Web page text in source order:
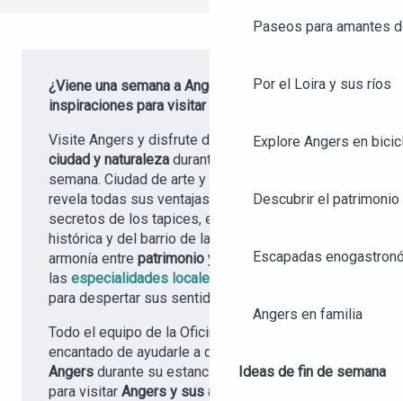
Paseos para amantes
Por el Loira y sus ríos
Explore Angers en
Descubrir el
Escapadas
Angers en familia
Ideas de fin de semana
¿Viene una semana a Angers? Encuentre
inspiraciones para visitar Angers.
Visite Angers y disfrute del
equilibrio ideal entre
ciudad y naturaleza durante una estancia de una
semana. Ciudad de arte y de historia, Angers le
revela todas sus ventajas y su autenticidad: los
secretos de los tapices, el encanto de la ciudad
histórica y del barrio de la Doutre, la sutil
armonía entre patrimonio y naturaleza, sin olvidar
las especialidades locales
para despertar sus sentidos.
Todo el equipo de la Oficina de Turismo estará
encantado de ayudarle a descubrir
Angers durante su estancia. No le faltarán ideas
para visitar Angers y sus alrededores